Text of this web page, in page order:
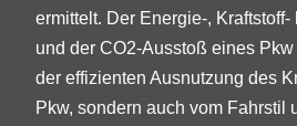
ermittelt. Der Energie-, Kraftstoff-
und der CO2-Ausstoß eines
der effizienten Ausnutzung des
Pkw, sondern auch vom Fahrstil